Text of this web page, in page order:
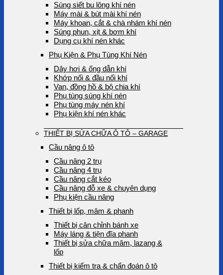
Súng siết bu lông khí nén
Máy mài & bút mài khí nén
Máy khoan, cắt & chà nhám khí nén
Súng phun, xịt & bơm khí
Dụng cụ khí nén khác
Phụ Kiện & Phụ Tùng Khí Nén
Dây hơi & ống dẫn khí
Khớp nối & đầu nối khí
Van, đồng hồ & bộ chia khí
Phụ tùng súng khí nén
Phụ tùng máy nén khí
Phụ kiện khí nén khác
THIẾT BỊ SỬA CHỮA Ô TÔ – GARAGE
Cầu nâng ô tô
Cầu nâng 2 trụ
Cầu nâng 4 trụ
Cầu nâng cắt kéo
Cầu nâng đỗ xe & chuyên dụng
Phụ kiện cầu nâng
Thiết bị lốp, mâm & phanh
Thiết bị cân chỉnh bánh xe
Máy láng & tiện đĩa phanh
Thiết bị sửa chữa mâm, lazang &
lốp
Thiết bị kiểm tra & chẩn đoán ô tô